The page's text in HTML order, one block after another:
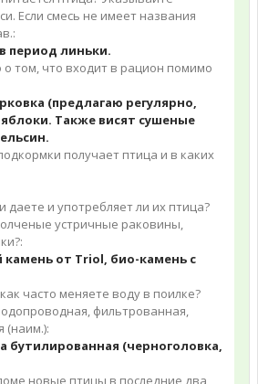
Если смесь не имеет названия
период линьки.
том, что входит в рацион помимо
(предлагаю регулярно,
Также висят сушеные
получает птица и в каких
даете и употребляет ли их птица?
устричные раковины,
от Triol, био-камень с
часто меняете воду в поилке?
фильтрованная,
(наим.):
бутилированная (черноголовка,
новые птицы в последние два